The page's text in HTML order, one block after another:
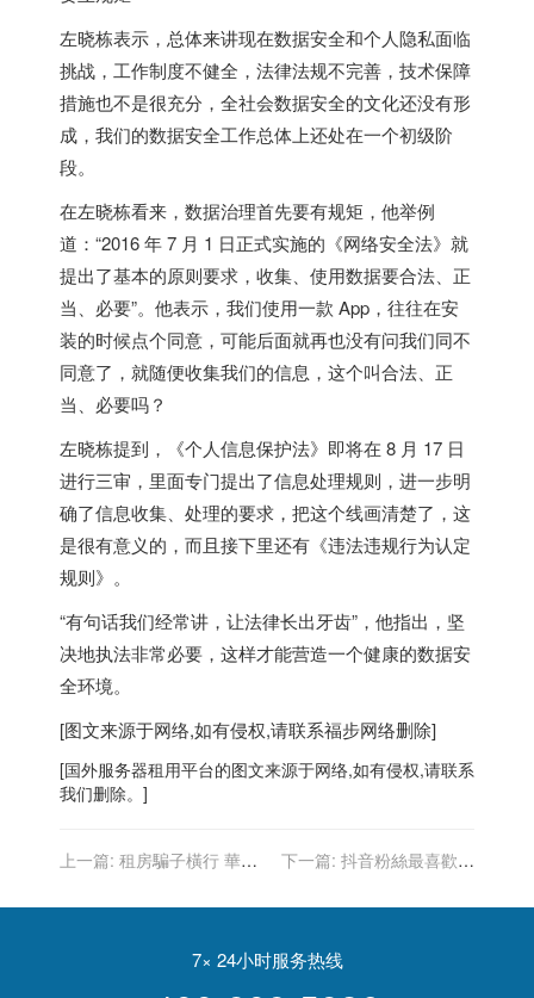
左晓栋表示，总体来讲现在数据安全和个人隐私面临
挑战，工作制度不健全，法律法规不完善，技术保障
措施也不是很充分，全社会数据安全的文化还没有形
成， 我们的数据安全工作总体上还处在一个初级阶
段。
在左晓栋看来，数据治理首先要有规矩，他举例
道：“2016 年 7 月 1 日正式实施的《网络安全法》就
提出了基本的原则要求，收集、使用数据要合法、正
当、必要”。他表示，我们使用一款 App，往往在安
装的时候点个同意，可能后面就再也没有问我们同不
同意了，就随便收集我们的信息，这个叫合法、正
当、必要吗？
左晓栋提到，《个人信息保护法》即将在 8 月 17 日
进行三审，里面专门提出了信息处理规则，进一步明
确了信息收集、处理的要求，把这个线画清楚了，这
是很有意义的，而且接下里还有《违法违规行为认定
规则》。
“有句话我们经常讲，让法律长出牙齿”，他指出， 坚
决地执法非常必要 ，这样才能营造一个健康的数据安
全环境。
[图文来源于网络,如有侵权,请联系福步网络删除]
[国外服务器租用平台的图文来源于网络,如有侵权,请联系
我们删除。]
上一篇: 租房騙子橫行 華女
出租都被詐
下一篇: 抖音粉絲最喜歡哪
7× 24小时服务热线